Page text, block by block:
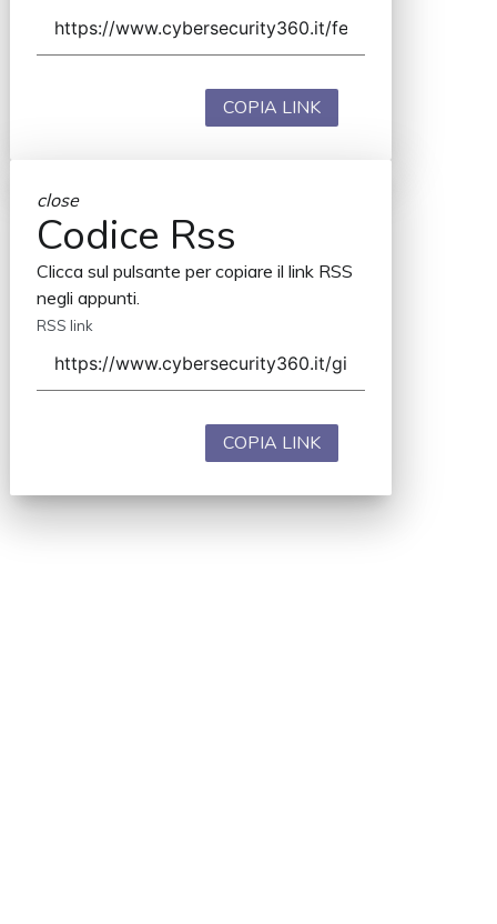
COPIA LINK
close
Codice Rss
Clicca sul pulsante per copiare il link RSS
negli appunti.
RSS link
COPIA LINK